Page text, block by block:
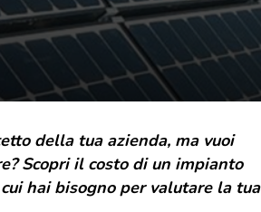
della tua azienda, ma vuoi
Scopri il costo di un impianto
hai bisogno per valutare la tua
siamo
una
regalo,
La nuova
di cura e
a dove